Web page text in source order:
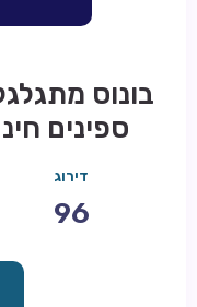
ספינים
דירוג
96